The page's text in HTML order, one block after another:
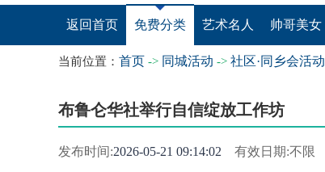
返回首页 免费分类 艺术名人 帅哥美女
当前位置： 首页 -> 同城活动 -> 社区·同乡会活动
布鲁仑华社举行自信绽放工作坊
发布时间:2026-05-21 09:14:02 有效日期:不限